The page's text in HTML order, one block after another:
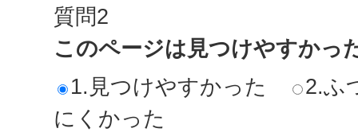
質問2
このページは見つけやすかっ
1.見つけやすかった
2.ふ
にくかった